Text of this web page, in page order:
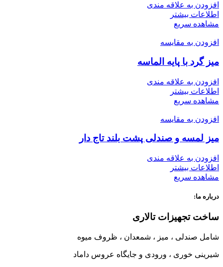
افزودن به علاقه مندی
اطلاعات بیشتر
مشاهده سریع
افزودن به مقایسه
میز گرد با پایه الماسه
افزودن به علاقه مندی
اطلاعات بیشتر
مشاهده سریع
افزودن به مقایسه
میز لمسه و صندلی پشت بلند تاج دار
افزودن به علاقه مندی
اطلاعات بیشتر
مشاهده سریع
درباره ما:
ساخت تجهیزات تالاری
شامل صندلی ، میز ، شمعدان ، ظروف میوه
شیرینی خوری ، ورودی و جایگاه عروس داماد